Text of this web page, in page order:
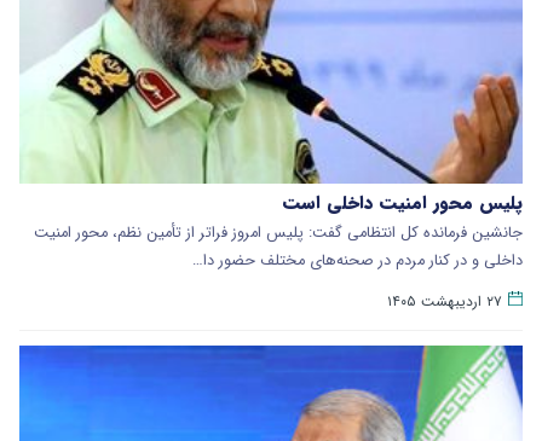
پلیس محور امنیت داخلی است
جانشین فرمانده کل انتظامی گفت: پلیس امروز فراتر از تأمین نظم، محور امنیت
داخلی و در کنار مردم در صحنه‌های مختلف حضور دا…
۲۷ اردیبهشت ۱۴۰۵